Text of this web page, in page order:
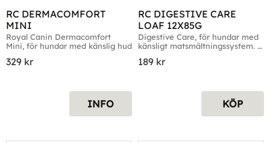
RC DERMACOMFORT
MINI
Royal Canin Dermacomfort
Mini, för hundar med känslig hud
329 kr
INFO
RC DIGESTIVE CARE
LOAF 12X85G
Digestive Care, för hundar med
känsligt matsmältningssystem.
189 kr
KÖP